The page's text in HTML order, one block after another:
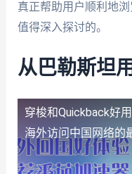
真正帮助用户顺利地
值得深入探讨的。
从巴勒斯坦
穿梭和Quickback好用
海外访问中国网络的